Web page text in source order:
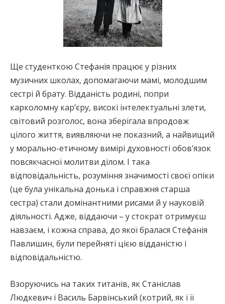
Ще студенткою Стефанія працює у різних
музичних школах, допомагаючи мамі, молодшим
сестрі й брату. Відданість родині, попри
карколомну кар’єру, високі інтелектуальні злети,
світовий розголос, вона зберігала впродовж
цілого життя, виявляючи не показний, а найвищий
у морально-етичному вимірі духовності обов’язок
повсякчасної молитви ділом. І така
відповідальність, розуміння значимості своєї опіки
(це була унікальна донька і справжня старша
сестра) стали домінантними рисами й у науковій
діяльності. Адже, віддаючи – у стократ отримуєш
навзаєм, і кожна справа, до якої бралася Стефанія
Павлишин, були перейняті цією відданістю і
відповідальністю.
Взоруючись на таких титанів, як Станіслав
Людкевич і Василь Барвінський (котрий, як і її